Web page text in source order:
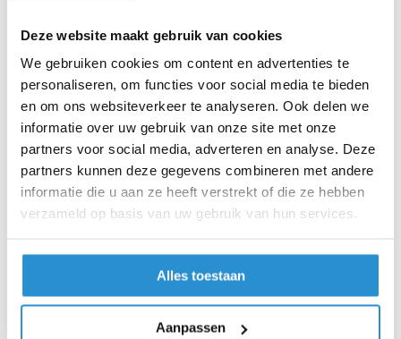
Deze website maakt gebruik van cookies
We gebruiken cookies om content en advertenties te
personaliseren, om functies voor social media te bieden
en om ons websiteverkeer te analyseren. Ook delen we
informatie over uw gebruik van onze site met onze
partners voor social media, adverteren en analyse. Deze
partners kunnen deze gegevens combineren met andere
informatie die u aan ze heeft verstrekt of die ze hebben
verzameld op basis van uw gebruik van hun services.
Alles toestaan
Aanpassen
Bij Slimglass vind je glazen schuifwanden voor veranda’s,
terrasoverkappingen, balkons en tuinkamers. De
systemen zijn ontwikkeld voor een strakke afwerking en
soepel gebruik. Denk aan 10 mm gehard veiligheidsglas,
verstelbare wielen, een RVS-looprail en een lage onderrail
van 19 mm.
Ook de afwerking speelt mee. Je kunt kiezen voor helder
glas als je maximaal zicht wilt houden, of privacyglas als
je daglicht wilt combineren met minder inkijk. Met
steellook profielengeef je de schuifwand een industriële
tocht toe.
Waar let je op bij je keuze?